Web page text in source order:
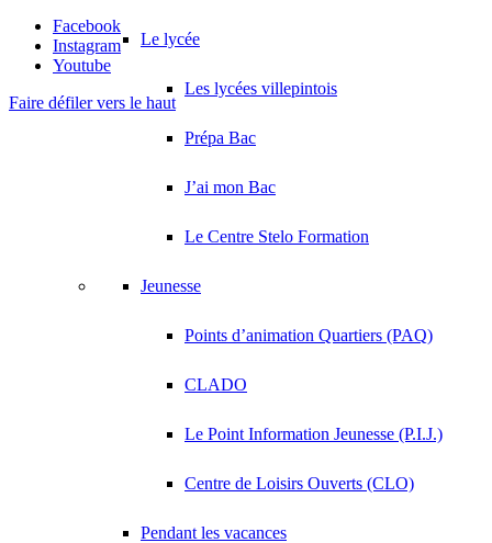
Le lycée
Les lycées villepintois
Prépa Bac
J’ai mon Bac
Le Centre Stelo Formation
Jeunesse
Points d’animation Quartiers (PAQ)
CLADO
Le Point Information Jeunesse (P.I.J.)
Centre de Loisirs Ouverts (CLO)
Pendant les vacances
Facebook
Instagram
Youtube
Faire défiler vers le haut